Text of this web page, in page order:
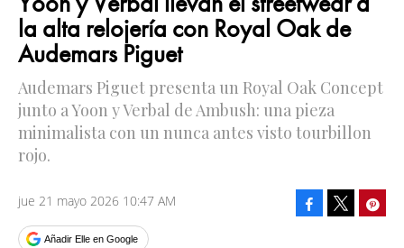
la alta relojería con Royal Oak de
Audemars Piguet
Audemars Piguet presenta un Royal Oak Concept
junto a Yoon y Verbal de Ambush: una pieza
minimalista con un nunca antes visto tourbillon
rojo.
jue 21 mayo 2026 10:47 AM
Añadir Elle en Google
Facebook